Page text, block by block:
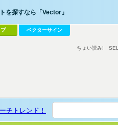
を探すなら「Vector」
ベクターサイン
チトレンド！
ちょい読み!